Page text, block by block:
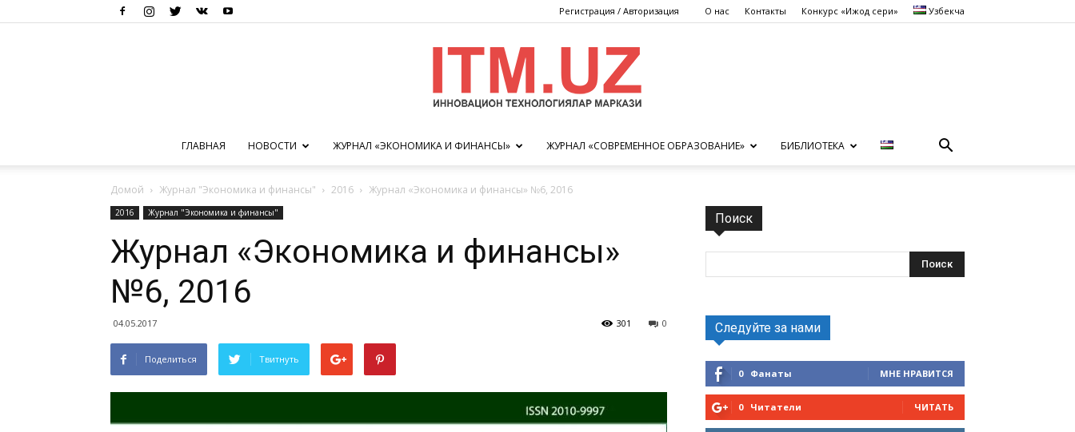
Регистрация / Авторизация О нас Контакты Конкурс «Ижод сеҳри» Узбекча
ГЛАВНАЯ НОВОСТИ ЖУРНАЛ «ЭКОНОМИКА И ФИНАНСЫ» ЖУРНАЛ «СОВРЕМЕННОЕ ОБРАЗОВАНИЕ» БИБЛИОТЕКА
Домой Журнал "Экономика и финансы" 2016 Журнал «Экономика и финансы» №6, 2016
2016 Журнал "Экономика и финансы"
Журнал «Экономика и финансы»
№6, 2016
04.05.2017 0
301
Поделиться Твитнуть
Поиск
Следуйте за нами
0 Фанаты МНЕ НРАВИТСЯ
0 Читатели ЧИТАТЬ